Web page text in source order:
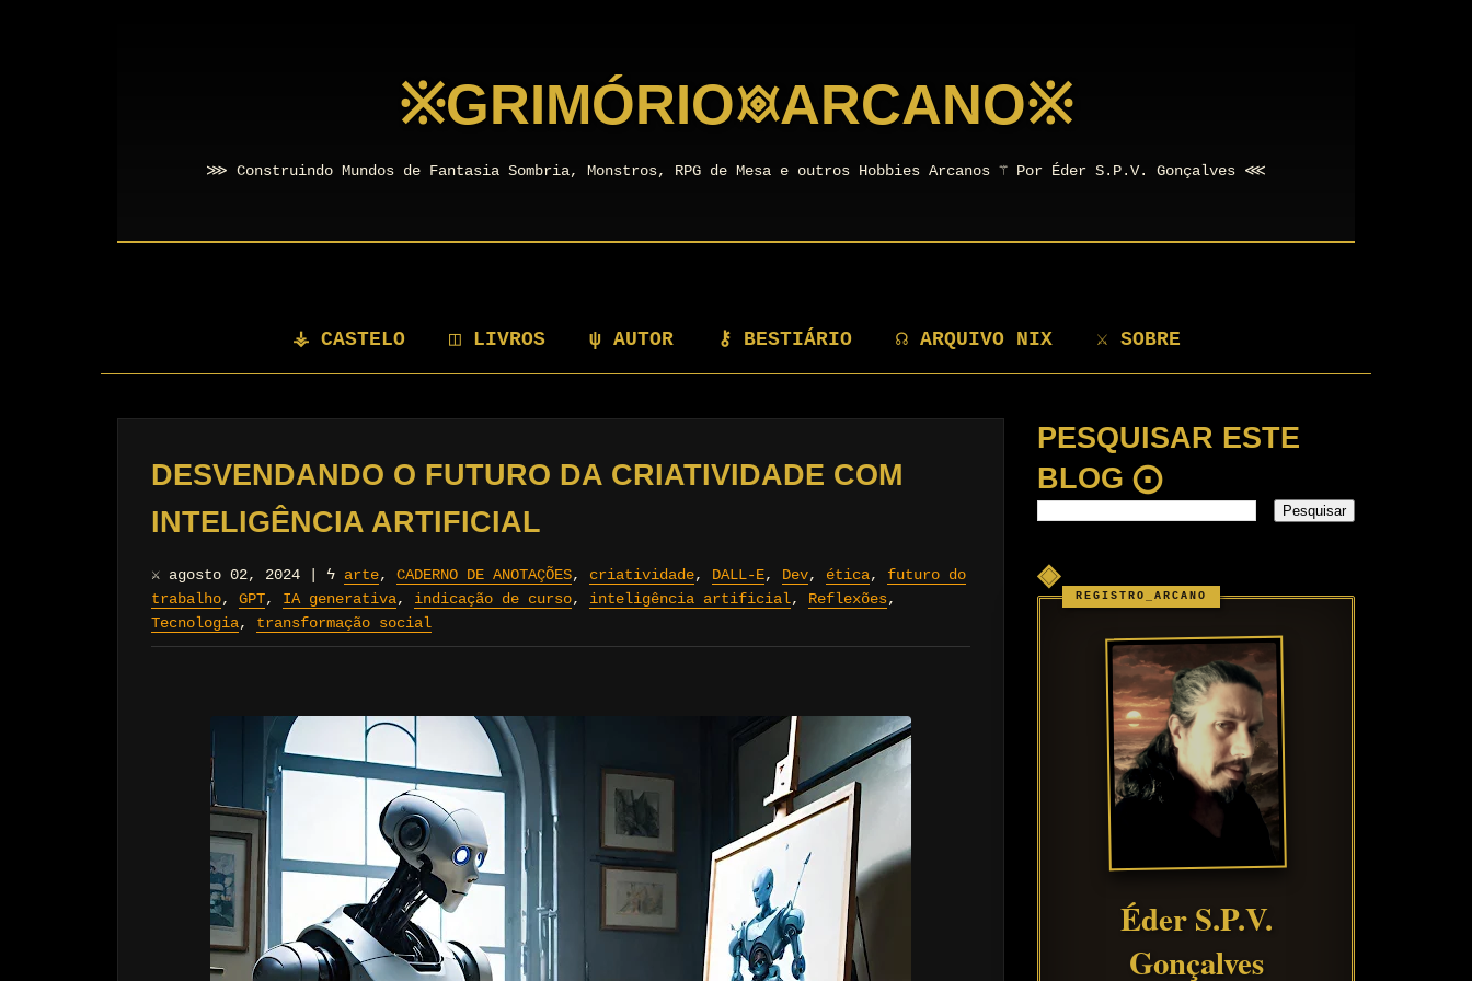
※GRIMÓRIO𖥜ARCANO※
⋙ Construindo Mundos de Fantasia Sombria, Monstros, RPG de Mesa e outros Hobbies Arcanos ⚚ Por Éder S.P.V. Gonçalves ⋘
⚶ CASTELO ◫ LIVROS ψ AUTOR ⚷ BESTIÁRIO ☊ ARQUIVO NIX ⚔ SOBRE
DESVENDANDO O FUTURO DA CRIATIVIDADE COM
INTELIGÊNCIA ARTIFICIAL
⚔ agosto 02, 2024 ϟ arte, CADERNO DE ANOTAÇÕES, criatividade, DALL-E, Dev, ética, futuro do
trabalho, GPT, IA generativa, indicação de curso, inteligência artificial, Reflexões,
Tecnologia, transformação social
PESQUISAR ESTE
BLOG ⨀
◈
Éder S.P.V.
Gonçalves